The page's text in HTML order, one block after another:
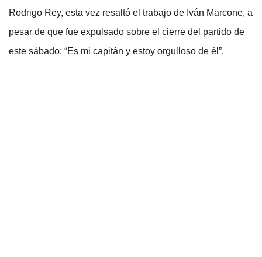
Rodrigo Rey, esta vez resaltó el trabajo de Iván Marcone, a
pesar de que fue expulsado sobre el cierre del partido de
este sábado: “Es mi capitán y estoy orgulloso de él”.